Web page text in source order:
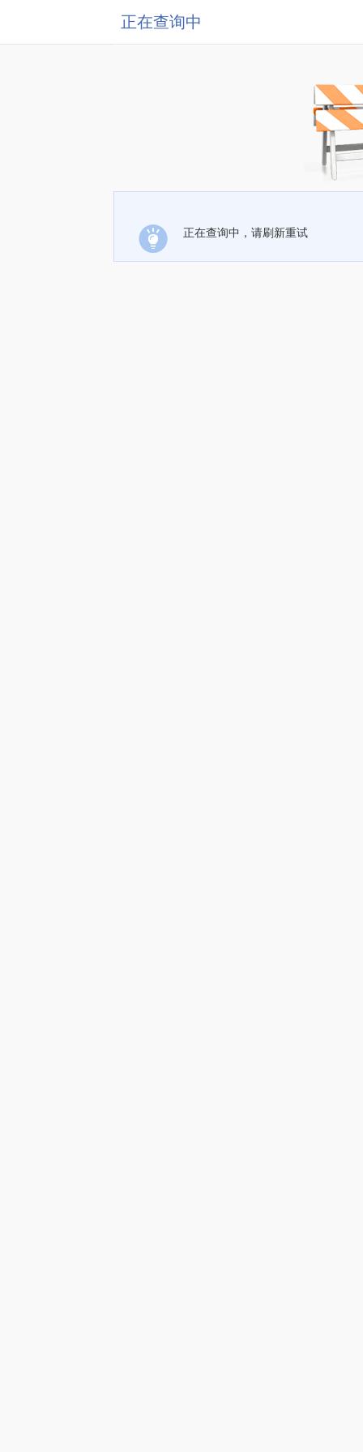
正在查询中
正在查询中，请刷新重试